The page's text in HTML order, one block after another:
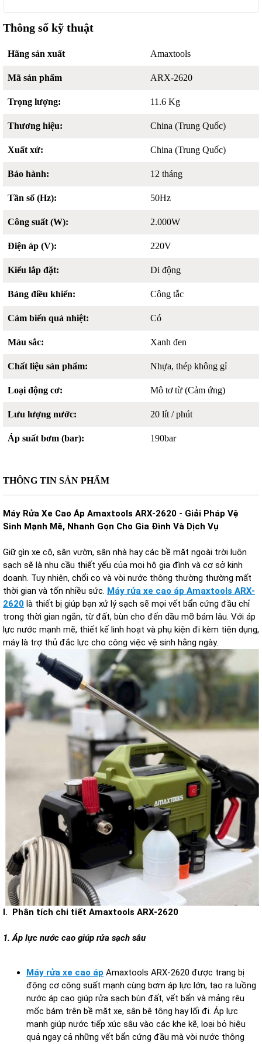
THÔNG TIN SẢN PHẨM
Máy Rửa Xe Cao Áp Amaxtools ARX-2620 - Giải Pháp Vệ
Sinh Mạnh Mẽ, Nhanh Gọn Cho Gia Đình Và Dịch Vụ
Giữ gìn xe cộ, sân vườn, sân nhà hay các bề mặt ngoài trời luôn
sạch sẽ là nhu cầu thiết yếu của mọi hộ gia đình và cơ sở kinh
doanh. Tuy nhiên, chổi cọ và vòi nước thông thường thường mất
thời gian và tốn nhiều sức. Máy rửa xe cao áp Amaxtools ARX-
2620 là thiết bị giúp bạn xử lý sạch sẽ mọi vết bẩn cứng đầu chỉ
trong thời gian ngắn, từ đất, bùn cho đến dầu mỡ bám lâu. Với áp
lực nước mạnh mẽ, thiết kế linh hoạt và phụ kiện đi kèm tiện dụng,
máy là trợ thủ đắc lực cho công việc vệ sinh hằng ngày.
I. Phân tích chi tiết Amaxtools ARX-2620
1. Áp lực nước cao giúp rửa sạch sâu
Máy rửa xe cao áp Amaxtools ARX-2620 được trang bị
động cơ công suất mạnh cùng bơm áp lực lớn, tạo ra luồng
nước áp cao giúp rửa sạch bùn đất, vết bẩn và mảng rêu
mốc bám trên bề mặt xe, sân bê tông hay lối đi. Áp lực
mạnh giúp nước tiếp xúc sâu vào các khe kẽ, loại bỏ hiệu
quả ngay cả những vết bẩn cứng đầu mà vòi nước thông
Thông số kỹ thuật
Hãng sản xuất Amaxtools
Mã sản phẩm ARX-2620
Trọng lượng: 11.6 Kg
Thương hiệu: China (Trung Quốc)
Xuất xứ: China (Trung Quốc)
Bảo hành: 12 tháng
Tần số (Hz): 50Hz
Công suất (W): 2.000W
Điện áp (V): 220V
Kiểu lắp đặt: Di động
Bảng điều khiển: Công tắc
Cảm biến quá nhiệt: Có
Màu sắc: Xanh đen
Chất liệu sản phẩm: Nhựa, thép không gỉ
Loại động cơ: Mô tơ từ (Cảm ứng)
Lưu lượng nước: 20 lít / phút
Áp suất bơm (bar): 190bar